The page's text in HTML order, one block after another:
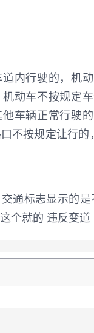
内行驶的，机
动车不按规定
车辆正常行驶的
不按规定让行的
通标志显示的是
个就的 违反变道